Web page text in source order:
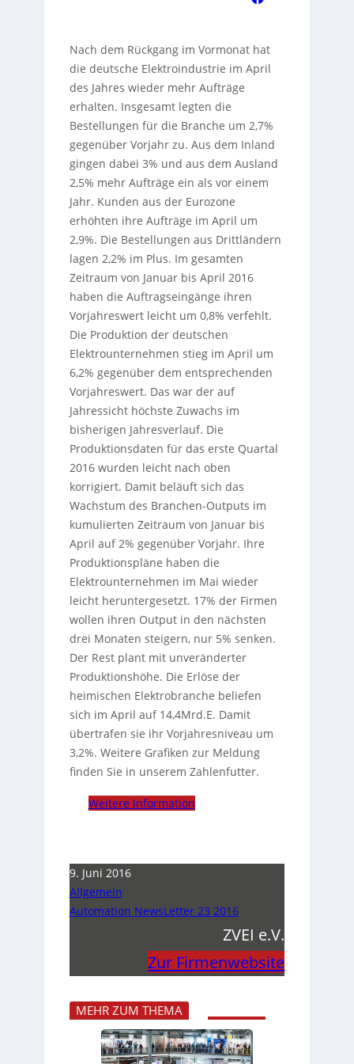
Nach dem Rückgang im Vormonat hat
die deutsche Elektroindustrie im April
des Jahres wieder mehr Aufträge
erhalten. Insgesamt legten die
Bestellungen für die Branche um 2,7%
gegenüber Vorjahr zu. Aus dem Inland
gingen dabei 3% und aus dem Ausland
2,5% mehr Aufträge ein als vor einem
Jahr. Kunden aus der Eurozone
erhöhten ihre Aufträge im April um
2,9%. Die Bestellungen aus Drittländern
lagen 2,2% im Plus. Im gesamten
Zeitraum von Januar bis April 2016
haben die Auftragseingänge ihren
Vorjahreswert leicht um 0,8% verfehlt.
Die Produktion der deutschen
Elektrounternehmen stieg im April um
6,2% gegenüber dem entsprechenden
Vorjahreswert. Das war der auf
Jahressicht höchste Zuwachs im
bisherigen Jahresverlauf. Die
Produktionsdaten für das erste Quartal
2016 wurden leicht nach oben
korrigiert. Damit beläuft sich das
Wachstum des Branchen-Outputs im
kumulierten Zeitraum von Januar bis
April auf 2% gegenüber Vorjahr. Ihre
Produktionspläne haben die
Elektrounternehmen im Mai wieder
leicht heruntergesetzt. 17% der Firmen
wollen ihren Output in den nächsten
drei Monaten steigern, nur 5% senken.
Der Rest plant mit unveränderter
Produktionshöhe. Die Erlöse der
heimischen Elektrobranche beliefen
sich im April auf 14,4Mrd.E. Damit
übertrafen sie ihr Vorjahresniveau um
3,2%. Weitere Grafiken zur Meldung
finden Sie in unserem Zahlenfutter.
Weitere Information
9. Juni 2016
Allgemein
Automation NewsLetter 23 2016
ZVEI e.V.
Zur Firmenwebsite
MEHR ZUM THEMA